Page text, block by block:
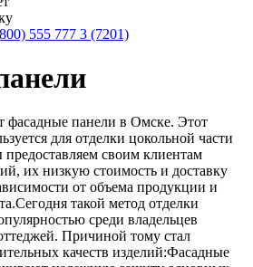
555 777 3 (7201)
фасадные панели в Омске. Этот
для отделки цокольной части
своим клиентам
их низкую стоимость и доставку
от объема продукции и
такой метод отделки
среди владельцев
Причиной тому стал
качеств изделий:Фасадные